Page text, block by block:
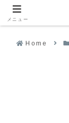
Home
メニュー